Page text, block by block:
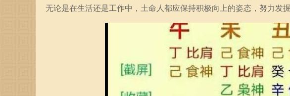
无论是在生活还是工作中，土命人都应保持积极向上的姿态，努力发掘